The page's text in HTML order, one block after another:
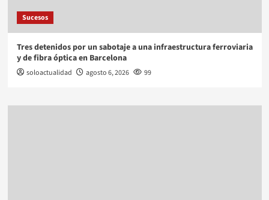
Sucesos
Tres detenidos por un sabotaje a una infraestructura ferroviaria
y de fibra óptica en Barcelona
soloactualidad agosto 6, 2026 99